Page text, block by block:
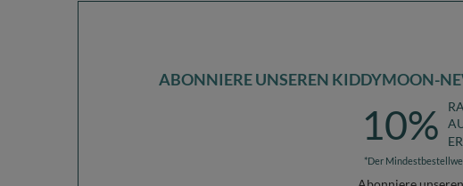
ABONNIERE UNSEREN KIDDYMOON-
10%
*Der